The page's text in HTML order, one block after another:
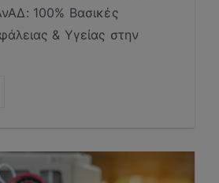
100% Βασικές
& Υγείας στην